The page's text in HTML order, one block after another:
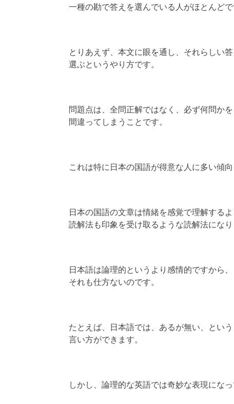
一種の勘で答えを選んでいる人がほとんどで
とりあえず、本文に眼を通し、それらしい
選ぶというやり方です。
問題点は、全問正解ではなく、必ず何問かを
間違ってしまうことです。
これは特に日本の国語が得意な人に多い傾向
日本の国語の文章は情緒を感覚で理解する
読解法も印象を受け取るような読解法になり
日本語は論理的というより感情的ですから、
それも仕方ないのです。
たとえば、日本語では、あるが無い、とい
言い方ができます。
しかし、論理的な英語では奇妙な表現になっ